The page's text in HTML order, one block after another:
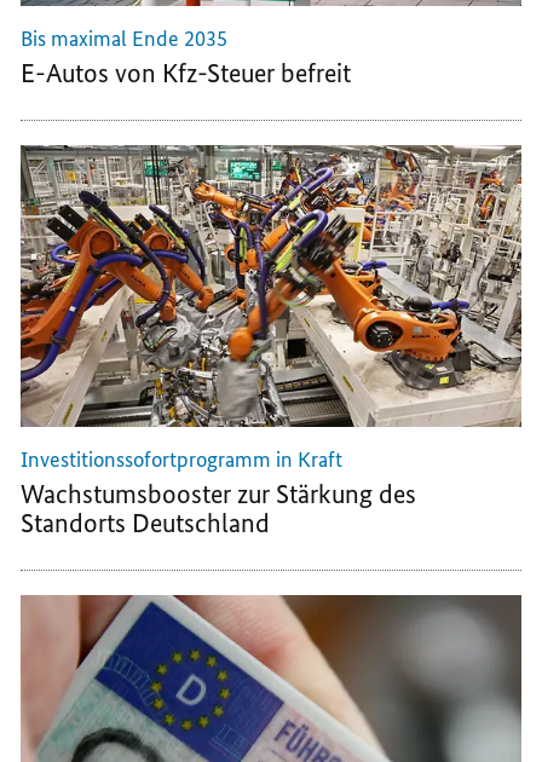
Bis maximal Ende 2035
E-Autos von Kfz-Steuer befreit
Investitionssofortprogramm in Kraft
Wachstumsboosterzur Stärkung des
Standorts Deutschland